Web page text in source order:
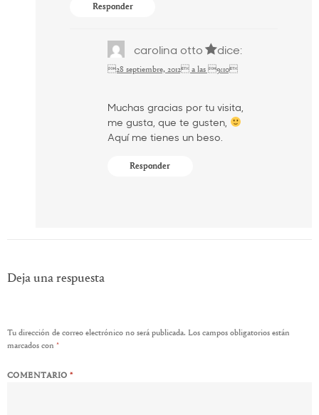
Responder
carolina otto dice:
28 septiembre, 2012 a las 9:10
Muchas gracias por tu visita,
me gusta, que te gusten,
Aquí me tienes un beso.
Responder
Deja una respuesta
Tu dirección de correo electrónico no será publicada. Los campos obligatorios están
marcados con *
COMENTARIO*